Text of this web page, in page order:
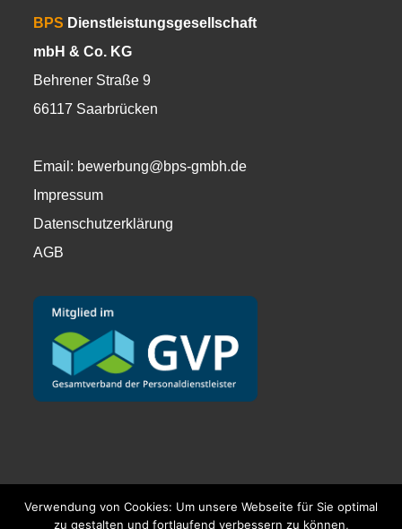
BPS Dienstleistungsgesellschaft
mbH & Co. KG
Behrener Straße 9
66117 Saarbrücken
Email: bewerbung@bps-gmbh.de
Impressum
Datenschutzerklärung
AGB
Verwendung von Cookies: Um unsere Webseite für Sie optimal
zu gestalten und fortlaufend verbessern zu können,